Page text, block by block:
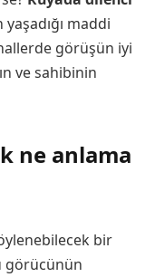
maddi
görüşün iyi
ve sahibinin
ne anlama
bir
görücünün